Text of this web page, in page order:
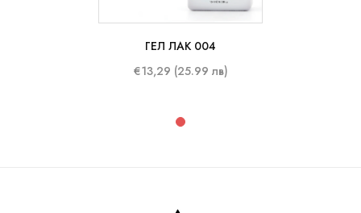
ГЕЛ ЛАК 004
€13,29 (25.99 лв)